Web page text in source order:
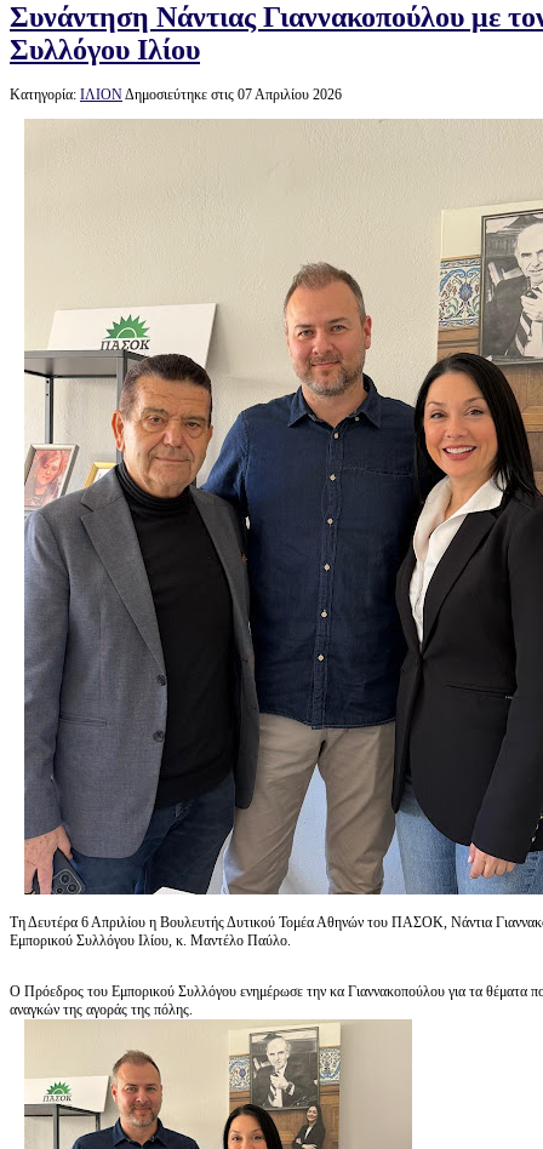
Συνάντηση Νάντιας Γιαννακοπούλου με
Συλλόγου Ιλίου
Κατηγορία: ΙΛΙΟΝΔημοσιεύτηκε στις 07 Απριλίου 2026
Τη Δευτέρα 6 Απριλίου η Βουλευτής Δυτικού Τομέα Αθηνών του ΠΑΣΟΚ, Νάντια
Εμπορικού Συλλόγου Ιλίου, κ. Μαντέλο Παύλο.
Ο Πρόεδρος του Εμπορικού Συλλόγου ενημέρωσε την κα Γιαννακοπούλου για τα θέματα
αναγκών της αγοράς της πόλης.